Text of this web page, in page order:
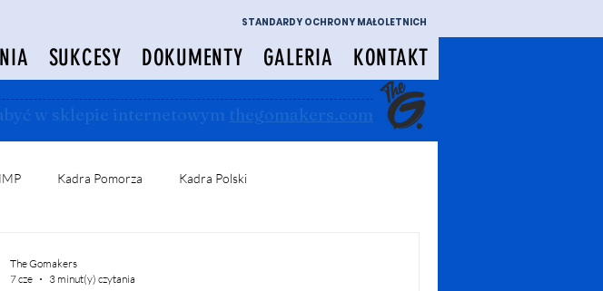
SUKCESY DOKUMENTY GALERIA KONTAKT
STANDARDY OCHRONY MAŁOLETNICH
w sklepie internetowym thegomakers.com
Kadra Pomorza Kadra Polski
The Gomakers
7 cze
3 minut(y) czytania